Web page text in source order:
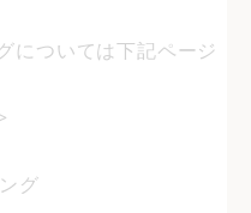
については下記ページ
グ